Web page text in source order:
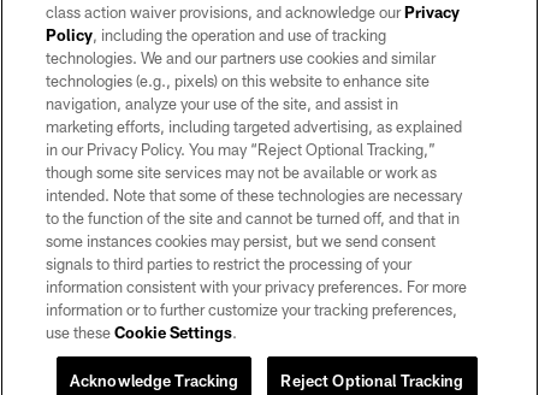
©2026 by the Las Vegas Raiders. All rights reserved. No portion of this site
may be reproduced without the express written permission of the Las Vegas
Raiders.
PRIVACY POLICY
TERMS OF SERVICE
ACCESSIBILITY
AD CHOICES
YOUR PRIVACY CHOICES
COOKIE SETTINGS
class action waiver provisions, and acknowledge ourPrivacy
Policy, including the operation and use of tracking
technologies. We and our partners use cookies and similar
technologies (e.g., pixels) on this website to enhance site
navigation, analyze your use of the site, and assist in
marketing efforts, including targeted advertising, as explained
in our Privacy Policy. You may “Reject Optional Tracking,”
though some site services may not be available or work as
intended. Note that some of these technologies are necessary
to the function of the site and cannot be turned off, and that in
some instances cookies may persist, but we send consent
signals to third parties to restrict the processing of your
information consistent with your privacy preferences. For more
information or to further customize your tracking preferences,
use theseCookie Settings.
Reject Optional Tracking
Acknowledge Tracking